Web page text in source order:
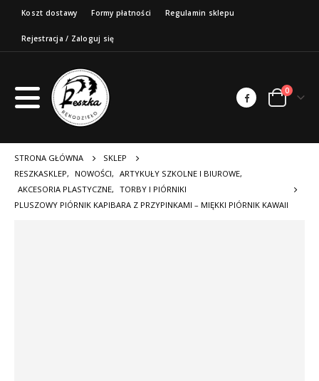
Koszt dostawy Formy płatności Regulamin sklepu
Rejestracja / Zaloguj się
0
STRONA GŁÓWNA
SKLEP
RESZKASKLEP, NOWOŚCI, ARTYKUŁY SZKOLNE I BIUROWE,
AKCESORIA PLASTYCZNE, TORBY I PIÓRNIKI
PLUSZOWY PIÓRNIK KAPIBARA Z PRZYPINKAMI – MIĘKKI PIÓRNIK KAWAII